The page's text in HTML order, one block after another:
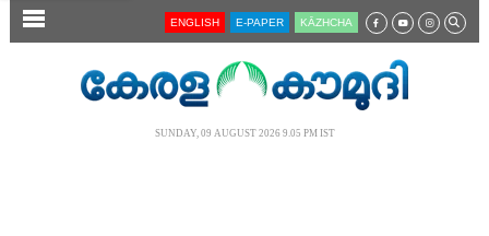
SECTIONS ENGLISH E-PAPER KĀZHCHA
SUNDAY, 09 AUGUST 2026 9.05 PM IST